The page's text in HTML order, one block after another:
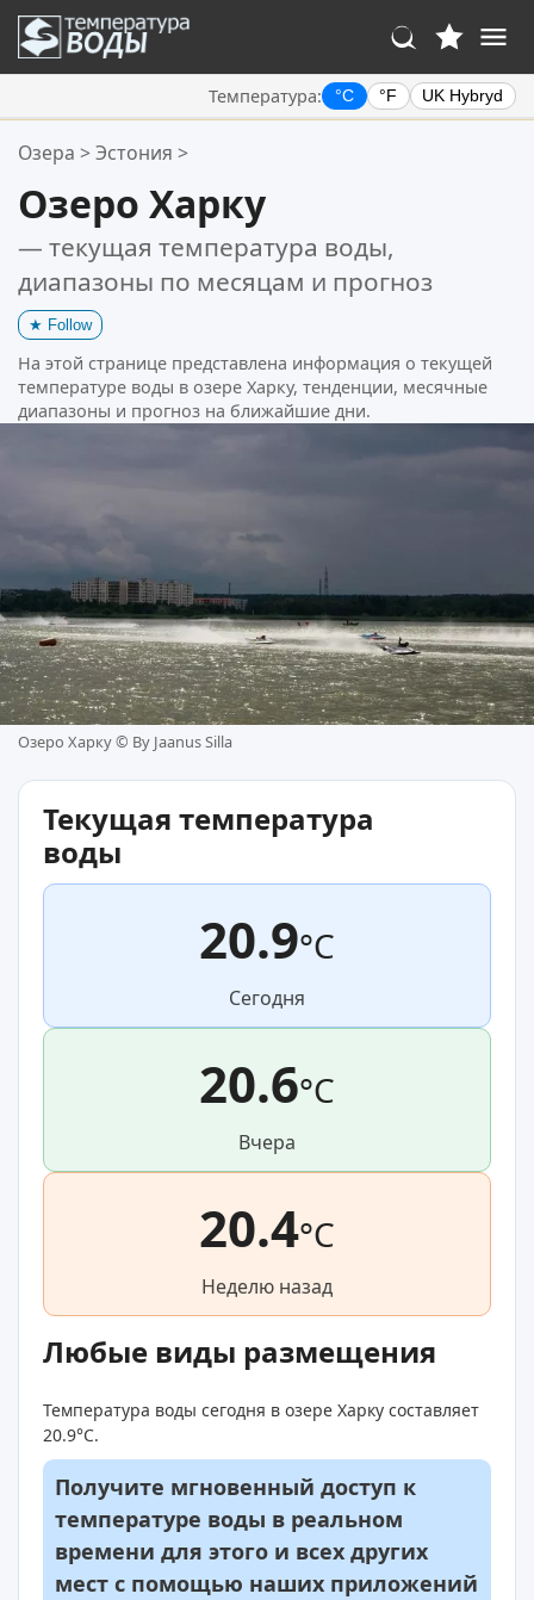
Температура: °C °F UK Hybryd
Ваше избранное:
Озера >Эстония >
Озеро Харку
— текущая температура воды,
диапазоны по месяцам и прогноз
★ Follow
На этой странице представлена информация о текущей
температуре воды в озере Харку, тенденции, месячные
диапазоны и прогноз на ближайшие дни.
Озеро Харку © By Jaanus Silla
Текущая температура
воды
20.9°C
Сегодня
20.6°C
Вчера
20.4°C
Неделю назад
Любые виды размещения
Температура воды сегодня в озере Харку составляет
20.9°C.
Получите мгновенный доступ к
температуре воды в реальном
времени для этого и всех других
мест с помощью наших приложений